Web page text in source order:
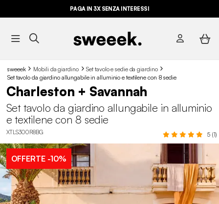
PAGA IN 3X SENZA INTERESSI
sweeek Mobili da giardino
Set tavolo e sedie da giardino
Set tavolo da giardino allungabile in alluminio e textilene con 8 sedie
Charleston + Savannah
Set tavolo da giardino allungabile in alluminio
e textilene con 8 sedie
XTLS300R8BG 5 (1)
OFFERTE-10%